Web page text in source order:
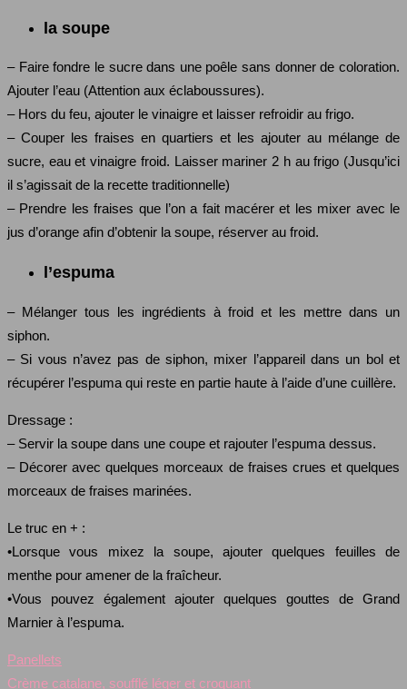
la soupe
– Faire fondre le sucre dans une poêle sans donner de coloration.
Ajouter l’eau (Attention aux éclaboussures).
– Hors du feu, ajouter le vinaigre et laisser refroidir au frigo.
– Couper les fraises en quartiers et les ajouter au mélange de
sucre, eau et vinaigre froid. Laisser mariner 2 h au frigo (Jusqu’ici
il s’agissait de la recette traditionnelle)
– Prendre les fraises que l’on a fait macérer et les mixer avec le
jus d’orange afin d’obtenir la soupe, réserver au froid.
l’espuma
– Mélanger tous les ingrédients à froid et les mettre dans un
siphon.
– Si vous n’avez pas de siphon, mixer l’appareil dans un bol et
récupérer l’espuma qui reste en partie haute à l’aide d’une cuillère.
Dressage :
– Servir la soupe dans une coupe et rajouter l’espuma dessus.
– Décorer avec quelques morceaux de fraises crues et quelques
morceaux de fraises marinées.
Le truc en + :
•Lorsque vous mixez la soupe, ajouter quelques feuilles de
menthe pour amener de la fraîcheur.
•Vous pouvez également ajouter quelques gouttes de Grand
Marnier à l’espuma.
Panellets
Crème catalane, soufflé léger et croquant